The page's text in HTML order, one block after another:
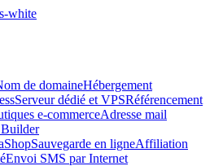
de domaineHébergement
Serveur dédié et VPSRéférencement
e-commerceAdresse mail
Sauvegarde en ligneAffiliation
Envoi SMS par Internet